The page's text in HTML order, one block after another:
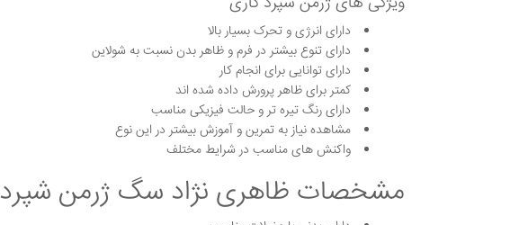
دارای انرژی و تحرک بسیار بالا
دارای تنوع بیشتر در فرم و ظاهر بدن نسبت به شولاین
دارای توانایی برای انجام کار
کمتر برای ظاهر پرورش داده شده اند
دارای رنگ تیره تر و حالت فیزیکی مناسب
مشاهده نیاز به تمرین و آموزش بیشتر در این نوع
واکنش های مناسب در شرایط مختلف
مشخصات ظاهری نژاد سگ ژرمن شپرد